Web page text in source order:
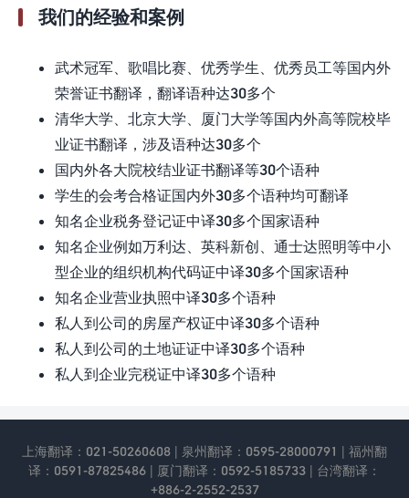
我们的经验和案例
武术冠军、歌唱比赛、优秀学生、优秀员工等国内外
荣誉证书翻译，翻译语种达30多个
清华大学、北京大学、厦门大学等国内外高等院校毕
业证书翻译，涉及语种达30多个
国内外各大院校结业证书翻译等30个语种
学生的会考合格证国内外30多个语种均可翻译
知名企业税务登记证中译30多个国家语种
知名企业例如万利达、英科新创、通士达照明等中小
型企业的组织机构代码证中译30多个国家语种
知名企业营业执照中译30多个语种
私人到公司的房屋产权证中译30多个语种
私人到公司的土地证证中译30多个语种
私人到企业完税证中译30多个语种
上海翻译：021-50260608 | 泉州翻译：0595-28000791 | 福州翻
译：0591-87825486 | 厦门翻译：0592-5185733 | 台湾翻译：
+886-2-2552-2537